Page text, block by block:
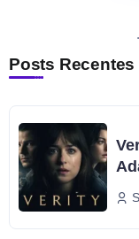
Posts Recentes